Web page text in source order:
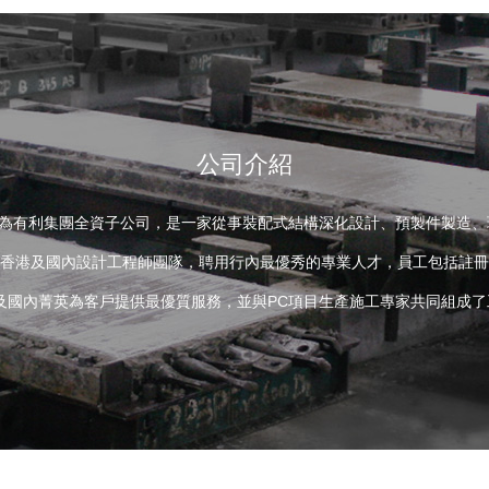
公司介紹
有利集團全資子公司，是一家從事裝配式結構深化設計、預製件製造
港及國內設計工程師團隊，聘用行內最優秀的專業人才，員工包括註
國內菁英為客戶提供最優質服務，並與PC項目生產施工專家共同組成